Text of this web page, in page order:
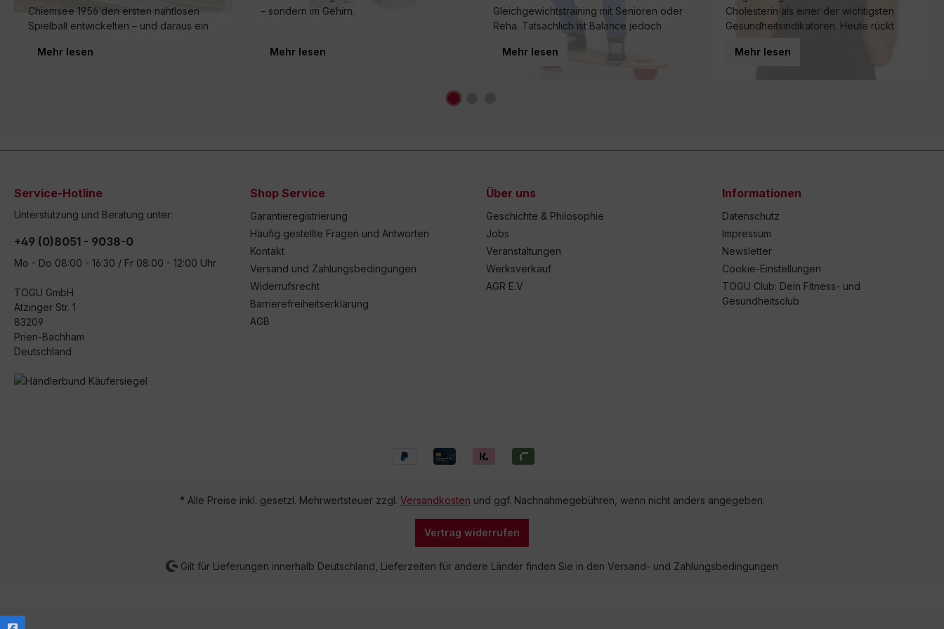
Chiemsee 1956 den ersten nahtlosen
Spielball entwickelten – und daraus ein
in dritter Generation weltweit für
Mehr lesen
– sondern im Gehirn.
Mehr lesen
Gleichgewichtstraining mit Senioren oder
Reha. Tatsächlich ist Balance jedoch
jede Bewegung – unabhängig vom Alter.
Mehr lesen
Cholesterin als einer der wichtigsten
Gesundheitsindikatoren. Heute rückt
in den Fokus der Wissenschaft: die
Mehr lesen
Service-Hotline
Unterstützung und Beratung unter:
+49 (0)8051 - 9038-0
Mo - Do 08:00 - 16:30 / Fr 08:00 - 12:00 Uhr
TOGU GmbH
Atzinger Str. 1
83209
Prien-Bachham
Deutschland
Shop Service
Garantieregistrierung
Häufig gestellte Fragen und Antworten
Kontakt
Versand und Zahlungsbedingungen
Widerrufsrecht
Barrierefreiheitserklärung
AGB
Über uns
Geschichte & Philosophie
Jobs
Veranstaltungen
Werksverkauf
AGR E.V
Informationen
Datenschutz
Impressum
Newsletter
Cookie-Einstellungen
TOGU Club: Dein Fitness- und
Gesundheitsclub
* Alle Preise inkl. gesetzl. Mehrwertsteuer zzgl. Versandkosten und ggf. Nachnahmegebühren, wenn nicht anders angegeben.
Vertrag widerrufen
Gilt für Lieferungen innerhalb Deutschland, Lieferzeiten für andere Länder finden Sie in den Versand- und Zahlungsbedingungen